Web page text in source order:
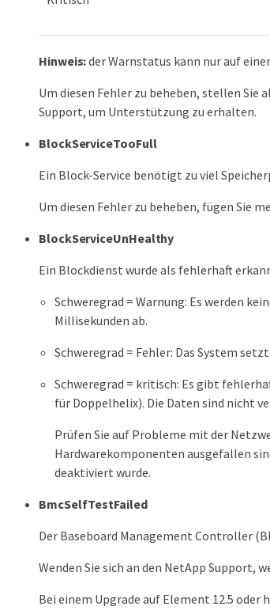
Hinweis:der Warnstatus kann nur auf
Um diesen Fehler zu beheben, stellen Sie
Support, um Unterstützung zu erhalten.
BlockServiceTooFull
Ein Block-Service benötigt zu viel
Um diesen Fehler zu beheben, fügen Sie
BlockServiceUnHealthy
Ein Blockdienst wurde als fehlerhaft
Schweregrad = Warnung: Es werden
Millisekunden ab.
Schweregrad = Fehler: Das System
Schweregrad = kritisch: Es gibt
für Doppelhelix). Die Daten sind nicht
Prüfen Sie auf Probleme mit der
Hardwarekomponenten ausgefallen
deaktiviert wurde.
BmcSelfTestFailed
Der Baseboard Management Controller
Wenden Sie sich an den NetApp Support,
Bei einem Upgrade auf Element 12.5 oder